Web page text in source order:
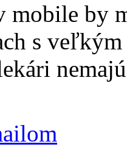
mobile by
s